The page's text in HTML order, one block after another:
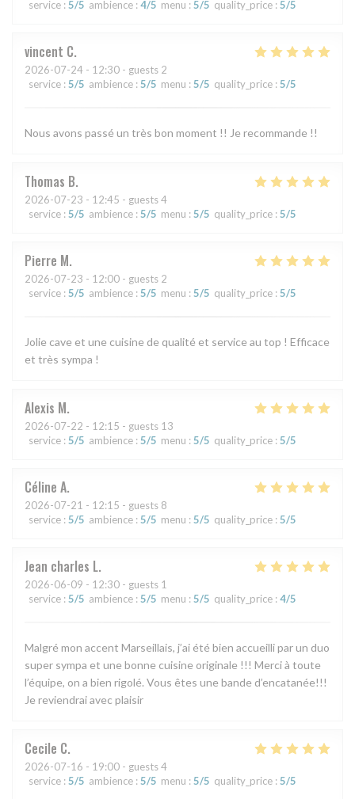
service : 5/5 ambience : 4/5 menu : 5/5 quality_price : 5/5
vincent C
2026-07-24 - 12:30 - guests 2
service : 5/5 ambience : 5/5 menu : 5/5 quality_price : 5/5
Nous avons passé un très bon moment !! Je recommande !!
Thomas B
2026-07-23 - 12:45 - guests 4
service : 5/5 ambience : 5/5 menu : 5/5 quality_price : 5/5
Pierre M
2026-07-23 - 12:00 - guests 2
service : 5/5 ambience : 5/5 menu : 5/5 quality_price : 5/5
Jolie cave et une cuisine de qualité et service au top ! Efficace
et très sympa !
Alexis M
2026-07-22 - 12:15 - guests 13
service : 5/5 ambience : 5/5 menu : 5/5 quality_price : 5/5
Céline A
2026-07-21 - 12:15 - guests 8
service : 5/5 ambience : 5/5 menu : 5/5 quality_price : 5/5
Jean charles L
2026-06-09 - 12:30 - guests 1
service : 5/5 ambience : 5/5 menu : 5/5 quality_price : 4/5
Malgré mon accent Marseillais, j’ai été bien accueilli par un duo
super sympa et une bonne cuisine originale !!! Merci à toute
l’équipe, on a bien rigolé. Vous êtes une bande d’encatanée!!!
Je reviendrai avec plaisir
Cecile C
2026-07-16 - 19:00 - guests 4
service : 5/5 ambience : 5/5 menu : 5/5 quality_price : 5/5